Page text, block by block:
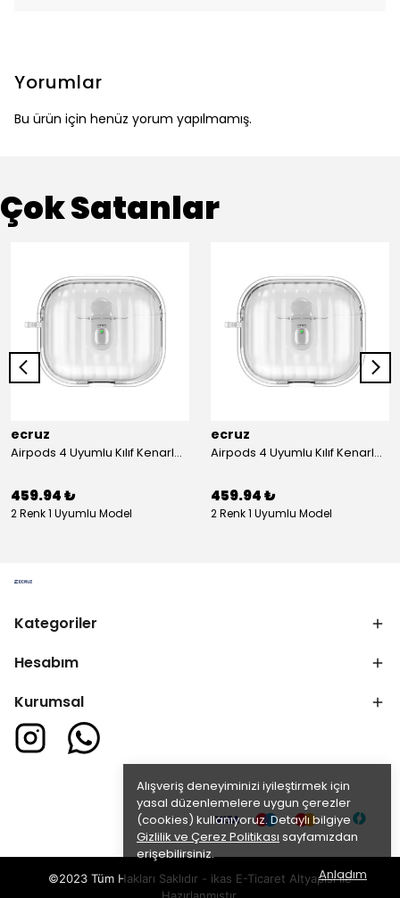
Alışveriş deneyiminizi iyileştirmek için
yasal düzenlemelere uygun çerezler
(cookies) kullanıyoruz. Detaylı bilgiye
Gizlilik ve Çerez Politikası sayfamızdan
erişebilirsiniz.
Anladım
Yorumlar
Bu ürün için henüz yorum yapılmamış.
Çok Satanlar
ecruz
Airpods 4 Uyumlu Kılıf Kenarları Renkli Şeffaf Dilimli Silikon Ecruz Airbag 40 Uyumlu Kılıf
459.94 ₺
2 Renk 1 Uyumlu Model
ecruz
Airpods 4 Uyumlu Kılıf Kenarları Renkli Şeffaf Dilimli Silikon Ecruz Airbag 40 Uyumlu Kılıf
459.94 ₺
2 Renk 1 Uyumlu Model
Kategoriler
Hesabım
Kurumsal
©2023 Tüm Hakları Saklıdır - ikas E-Ticaret Altyapısı ile